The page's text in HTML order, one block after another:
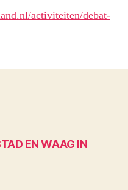
activiteiten/debat-
EN WAAG IN